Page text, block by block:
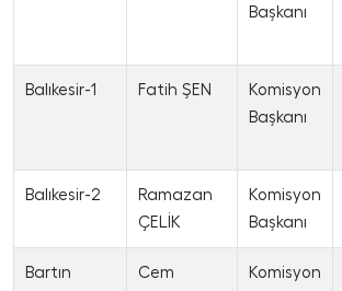
Başkanı
Balıkesir-1 Fatih ŞEN
Komisyon
Başkanı
Balıkesir-2
Ramazan
ÇELİK
Komisyon
Başkanı
Bartın
Cem
Komisyon